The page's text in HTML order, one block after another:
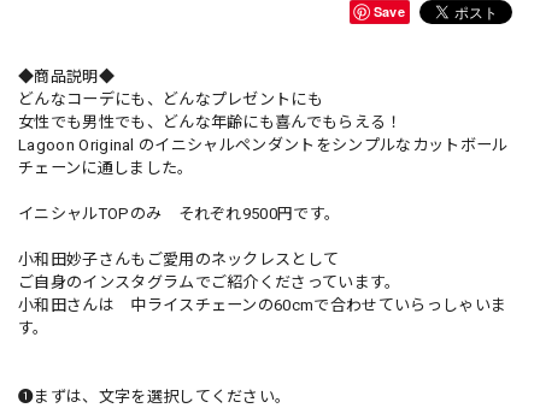
Save
◆商品説明◆
どんなコーデにも、どんなプレゼントにも
女性でも男性でも、どんな年齢にも喜んでもらえる！
Lagoon Original のイニシャルペンダントをシンプルなカットボール
チェーンに通しました。
イニシャルTOPのみ それぞれ9500円です。
小和田妙子さんもご愛用のネックレスとして
ご自身のインスタグラムでご紹介くださっています。
小和田さんは 中ライスチェーンの60cmで合わせていらっしゃいま
す。
❶まずは、文字を選択してください。